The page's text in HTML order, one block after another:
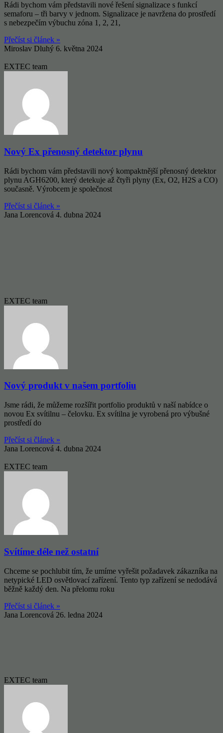
Rádi bychom vám představili nové řešení signalizace s funkcí
semaforu – tři barvy v jednom. Signalizace je navržena do prostředí
s nebezpečím výbuchu zóna 1, 2, 21,
Přečíst si článek »
Miroslav Dluhý 6. května 2024
EXTEC team
Nový Ex přenosný detektor plynu
Rádi bychom vám představili nový kompaktnější přenosný detektor
plynu AGH6200, který detekuje až čtyři plyny (Ex, O2, H2S a CO)
současně. Výrobcem je společnost
Přečíst si článek »
Jana Lorencová 4. dubna 2024
EXTEC team
Nový produkt v našem portfoliu
Jsme rádi, že můžeme rozšířit portfolio produktů v naší nabídce o
novou Ex svítilnu – čelovku. Ex svítilna je vyrobená pro výbušné
prostředí do
Přečíst si článek »
Jana Lorencová 4. dubna 2024
EXTEC team
Svítíme déle než ostatní
Chceme se pochlubit tím, že umíme vyřešit požadavek zákazníka na
netypické LED osvětlovací zařízení. Tento typ zařízení se nedodává
běžně každý den. Na přelomu roku
Přečíst si článek »
Jana Lorencová 26. ledna 2024
EXTEC team